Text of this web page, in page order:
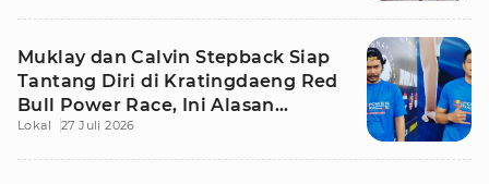
Muklay dan Calvin Stepback Siap
Tantang Diri di Kratingdaeng Red
Bull Power Race, Ini Alasan
Mereka!
Lokal 27 Juli 2026